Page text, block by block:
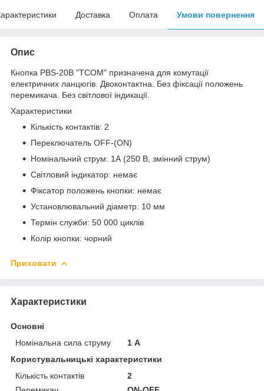
Доставка Оплата Умови повернення
Опис
Кнопка PBS-20В "TCOM" призначена для комутації
електричних ланцюгів. Двоконтактна. Без фіксації положень
перемикача. Без світлової індикації.
Характеристики
Кількість контактів: 2
Переключатель OFF-(ON)
Номінальний струм: 1А (250 В, змінний струм)
Світловий індикатор: немає
Фіксатор положень кнопки: немає
Установлювальний діаметр: 10 мм
Термін служби: 50 000 циклів
Колір кнопки: чорний
Приховати
Характеристики
Основні
Номінальна сила струму
1 А
Користувальницькі характеристики
Кількість контактів
2